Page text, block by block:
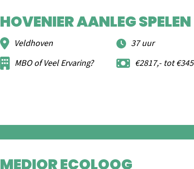
HOVENIER AANLEG SPELEN
Veldhoven
37 uur
MBO of Veel Ervaring?
€2817,- tot
MEDIOR ECOLOOG